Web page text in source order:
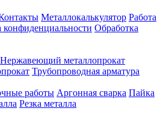
Металлокалькулятор Работа
Обработка
Нержавеющий металлопрокат
Трубопроводная арматура
работы Аргонная сварка Пайка
Резка металла